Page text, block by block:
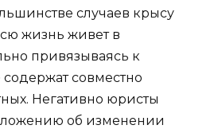
случаев крысу
жизнь живет в
привязываясь к
совместно
Негативно юристы
об изменении